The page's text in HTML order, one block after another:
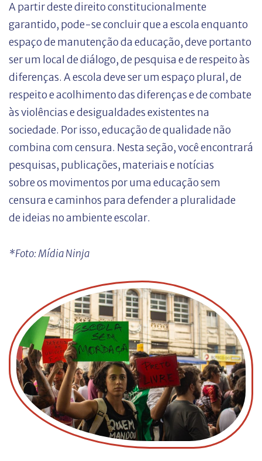
A partir deste direito constitucionalmente
garantido, pode-se concluir que a escola enquanto
espaço de manutenção da educação, deve portanto
ser um local de diálogo, de pesquisa e de respeito às
diferenças. A escola deve ser um espaço plural, de
respeito e acolhimento das diferenças e de combate
às violências e desigualdades existentes na
sociedade. Por isso, educação de qualidade não
combina com censura. Nesta seção, você encontrará
pesquisas, publicações, materiais e notícias
sobre os movimentos por uma educação sem
censura e caminhos para defender a pluralidade
de ideias no ambiente escolar.
*Foto: Mídia Ninja